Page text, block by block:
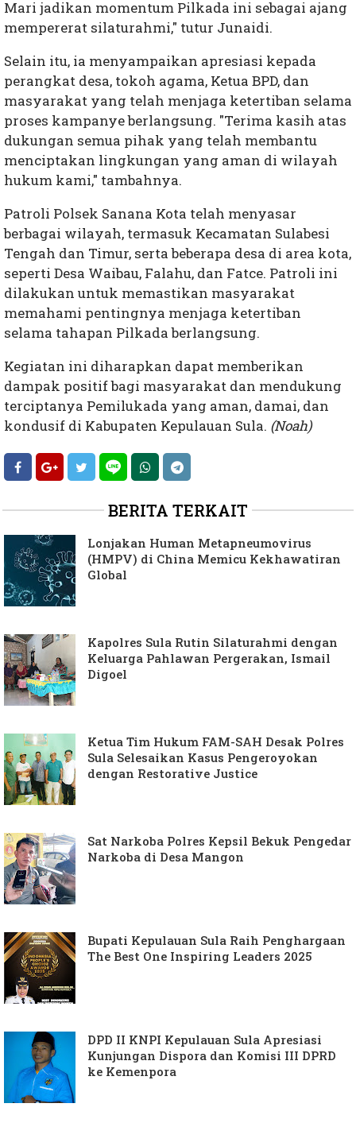
Mari jadikan momentum Pilkada ini sebagai ajang
mempererat silaturahmi," tutur Junaidi.
Selain itu, ia menyampaikan apresiasi kepada
perangkat desa, tokoh agama, Ketua BPD, dan
masyarakat yang telah menjaga ketertiban selama
proses kampanye berlangsung. "Terima kasih atas
dukungan semua pihak yang telah membantu
menciptakan lingkungan yang aman di wilayah
hukum kami," tambahnya.
Patroli Polsek Sanana Kota telah menyasar
berbagai wilayah, termasuk Kecamatan Sulabesi
Tengah dan Timur, serta beberapa desa di area kota,
seperti Desa Waibau, Falahu, dan Fatce. Patroli ini
dilakukan untuk memastikan masyarakat
memahami pentingnya menjaga ketertiban
selama tahapan Pilkada berlangsung.
Kegiatan ini diharapkan dapat memberikan
dampak positif bagi masyarakat dan mendukung
terciptanya Pemilukada yang aman, damai, dan
kondusif di Kabupaten Kepulauan Sula. (Noah)
BERITA TERKAIT
Lonjakan Human Metapneumovirus
(HMPV) di China Memicu Kekhawatiran
Global
Kapolres Sula Rutin Silaturahmi dengan
Keluarga Pahlawan Pergerakan, Ismail
Digoel
Ketua Tim Hukum FAM-SAH Desak Polres
Sula Selesaikan Kasus Pengeroyokan
dengan Restorative Justice
Sat Narkoba Polres Kepsil Bekuk Pengedar
Narkoba di Desa Mangon
Bupati Kepulauan Sula Raih Penghargaan
The Best One Inspiring Leaders 2025
DPD II KNPI Kepulauan Sula Apresiasi
Kunjungan Dispora dan Komisi III DPRD
ke Kemenpora